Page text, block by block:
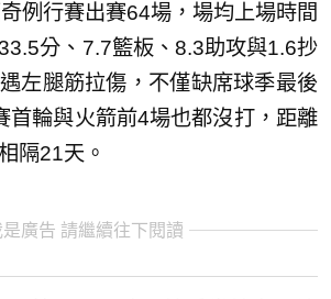
例行賽出賽64場，場均上場時間
分、7.7籃板、8.3助攻與1.6抄
左腿筋拉傷，不僅缺席球季最後
首輪與火箭前4場也都沒打，距離
隔21天。
是廣告 請繼續往下閱讀